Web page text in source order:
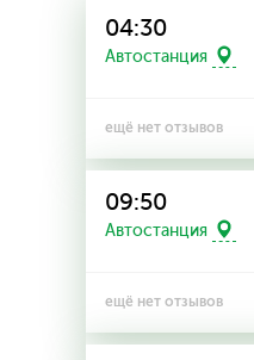
04:30
Автостанция
ещё нет отзывов
09:50
Автостанция
ещё нет отзывов